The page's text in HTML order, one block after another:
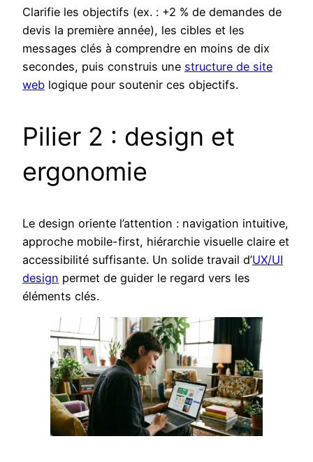
Clarifie les objectifs (ex. : +2 % de demandes de
devis la première année), les cibles et les
messages clés à comprendre en moins de dix
secondes, puis construis une structure de site
web logique pour soutenir ces objectifs.
Pilier 2 : design et
ergonomie
Le design oriente l’attention : navigation intuitive,
approche mobile-first, hiérarchie visuelle claire et
accessibilité suffisante. Un solide travail d’UX/UI
design permet de guider le regard vers les
éléments clés.